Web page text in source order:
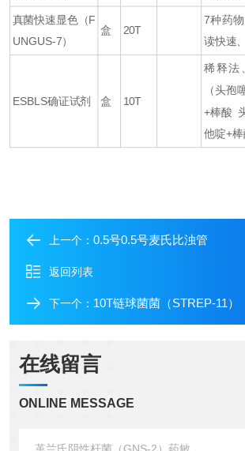
真菌快速显色（F
UNGUS-7）
盒 20T
7种药
读快速
ESBLS确证试剂 盒 10T
稀释法
（头孢
+棒酸
他啶+棒
上一个： 0.5号0.5号麦氏比浊管
返回列表
下一个： 10T链球菌菌（STREP-11）
在线留言
ONLINE MESSAGE